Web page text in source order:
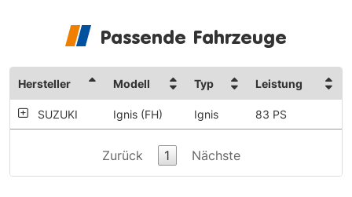
Passende Fahrzeuge
Hersteller Modell Typ Leistung
SUZUKI Ignis (FH) Ignis 83 PS
Zurück 1 Nächste